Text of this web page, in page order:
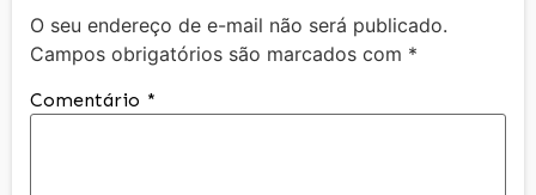
O seu endereço de e-mail não será publicado.
Campos obrigatórios são marcados com *
Comentário *